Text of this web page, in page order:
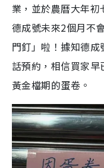
業，並於農曆大年
德成號未來2個月不
門釘」啦！據知德
話預約，相信買家
黃金檔期的蛋卷。